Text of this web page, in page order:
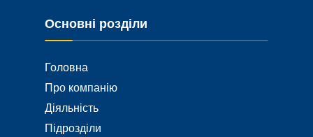
Основні розділи
Головна
Про компанію
Діяльність
Підрозділи